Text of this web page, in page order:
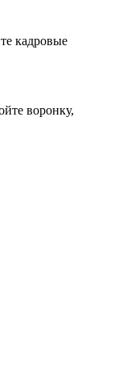
кадровые
воронку,